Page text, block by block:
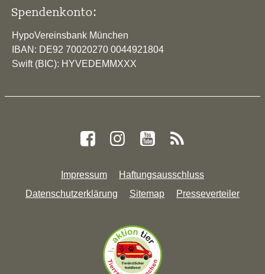
Spendenkonto:
HypoVereinsbank München
IBAN: DE92 70020270 0044921804
Swift (BIC): HYVEDEMMXXX
Impressum
Haftungsausschluss
Datenschutzerklärung
Sitemap Presseverteiler